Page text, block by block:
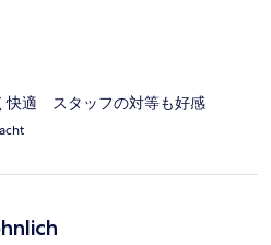
快適 スタッフの対等も好感